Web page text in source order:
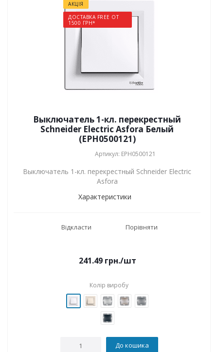
АКЦІЯ
ДОСТАВКА FREE ОТ
1500 ГРН*
Выключатель 1-кл. перекрестный
Schneider Electric Asfora Белый
(EPH0500121)
Артикул: EPH0500121
Выключатель 1-кл. перекрестный Schneider Electric
Asfora
Характеристики
Відкласти Порівняти
241.49грн./шт
Колір виробу
До кошика